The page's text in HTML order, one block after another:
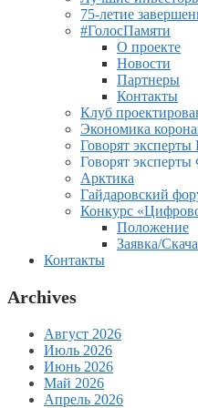
75-летие
#ГолосПамяти
О проекте
Новости
Партнеры
Контакты
Клуб
Экономика
Говорят
Говорят
Арктика
Гайдаровский
Конкурс
Положение
Заявка/
Контакты
Archives
Август 2026
Июль 2026
Июнь 2026
Май 2026
Апрель 2026